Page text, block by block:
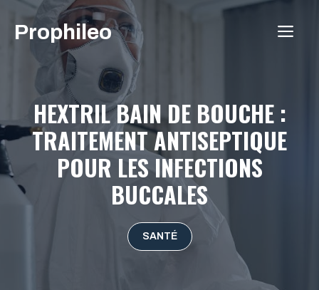
Prophileo
HEXTRIL BAIN DE BOUCHE :
TRAITEMENT ANTISEPTIQUE
POUR LES INFECTIONS
BUCCALES
SANTÉ